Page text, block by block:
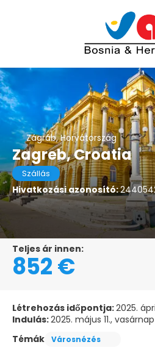
Zágráb, Horvátország
Zagreb, Croatia
Szállás
Hivatkozási azonosító:
Teljes ár innen:
852 €
Létrehozás időpontja:2025.
Indulás:2025. május 11., vasárnap
Témák
Városnézés